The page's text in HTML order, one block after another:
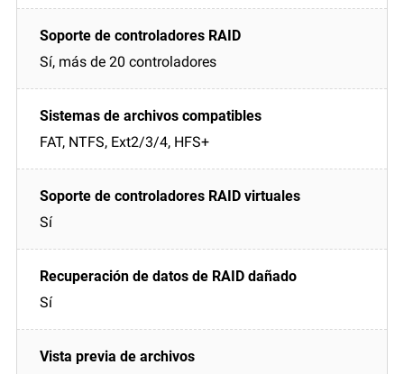
Sí, más de 20 controladores
FAT, NTFS, Ext2/3/4, HFS+
Sí
Sí